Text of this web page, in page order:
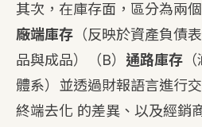
其次，在庫存面，區分為兩
廠端庫存 （反映於資產負債
品與成品）（B） 通路庫存
體系）並透過財報語言進行
終端去化 的差異、以及經銷